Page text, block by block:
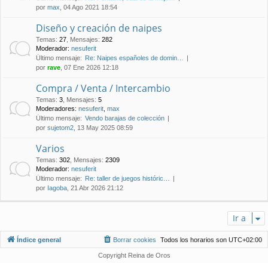
por max , 04 Ago 2021 18:54
Diseño y creación de naipes
Temas: 27 Mensajes: 282
Moderador: nesuferit
Último mensaje: Re: Naipes españoles de domin…
por rave , 07 Ene 2026 12:18
Compra / Venta / Intercambio
Temas: 3 Mensajes: 5
Moderadores: nesuferit max
Último mensaje: Vendo barajas de colección
por sujetom2 , 13 May 2025 08:59
Varios
Temas: 302 Mensajes: 2309
Moderador: nesuferit
Último mensaje: Re: taller de juegos históric…
por Iagoba , 21 Abr 2026 21:12
Ir a
Índice general Todos los horarios son UTC+02:00
Borrar cookies
Copyright Reina de Oros